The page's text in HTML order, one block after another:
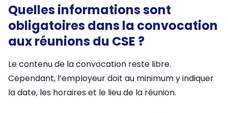
Quelles informations sont
obligatoires dans la convocation
aux réunions du CSE ?
Le contenu de la convocation reste libre.
Cependant, l’employeur doit au minimum y indiquer
la date, les horaires et le lieu de la réunion.